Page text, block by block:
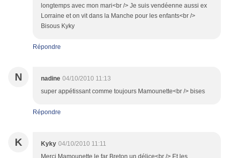
longtemps avec mon mari<br /> Je suis vendéenne aussi ex
Lorraine et on vit dans la Manche pour les enfants<br />
Bisous Kyky
Répondre
N nadine 04/10/2010 11:13
super appétissant comme toujours Mamounette<br /> bises
Répondre
K Kyky 04/10/2010 11:11
Merci Mamounette le far Breton un délice<br /> Et les